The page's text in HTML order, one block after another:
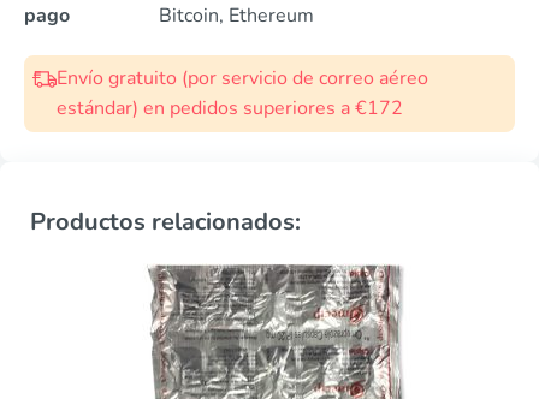
pago
Bitcoin, Ethereum
Envío gratuito (por servicio de correo aéreo
estándar) en pedidos superiores a €172
Productos relacionados: